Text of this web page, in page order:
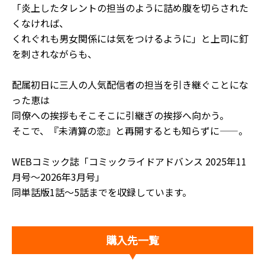
「炎上したタレントの担当のように詰め腹を切らされた
くなければ、
くれぐれも男女関係には気をつけるように」と上司に釘
を刺されながらも、
配属初日に三人の人気配信者の担当を引き継ぐことにな
った恵は
同僚への挨拶もそこそこに引継ぎの挨拶へ向かう。
そこで、『未清算の恋』と再開するとも知らずに――。
WEBコミック誌「コミックライドアドバンス 2025年11
月号～2026年3月号」
同単話版1話～5話までを収録しています。
購入先一覧